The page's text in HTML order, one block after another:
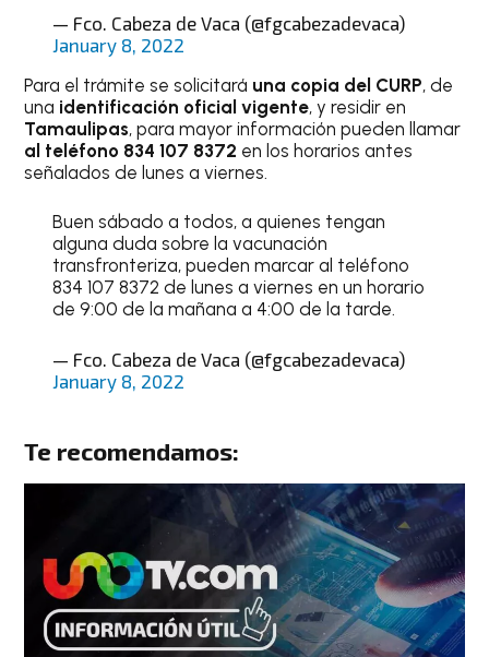
— Fco. Cabeza de Vaca (@fgcabezadevaca)
January 8, 2022
Para el trámite se solicitará una copia del CURP, de
una identificación oficial vigente, y residir en
Tamaulipas, para mayor información pueden llamar
al teléfono 834 107 8372 en los horarios antes
señalados de lunes a viernes.
Buen sábado a todos, a quienes tengan
alguna duda sobre la vacunación
transfronteriza, pueden marcar al teléfono
834 107 8372 de lunes a viernes en un horario
de 9:00 de la mañana a 4:00 de la tarde.
— Fco. Cabeza de Vaca (@fgcabezadevaca)
January 8, 2022
Te recomendamos: